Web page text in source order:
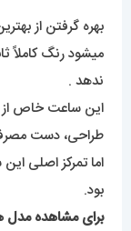
بهره گرفتن از
میشود رنگ کاملاً
ندهد .
این ساعت خاص از
طراحی، دست
اما تمرکز اصلی
بود.
برای مشاهده مدل